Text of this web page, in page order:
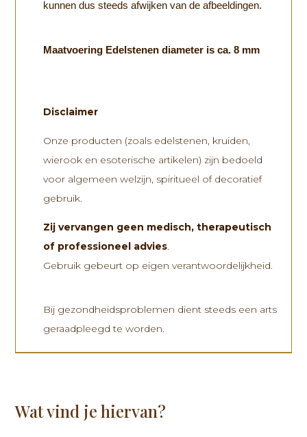
kunnen dus steeds afwijken van de afbeeldingen.
Maatvoering Edelstenen diameter is ca. 8 mm
Disclaimer
Onze producten (zoals edelstenen, kruiden,
wierook en esoterische artikelen) zijn bedoeld
voor algemeen welzijn, spiritueel of decoratief
gebruik.
Zij vervangen geen medisch, therapeutisch
of professioneel advies.
Gebruik gebeurt op eigen verantwoordelijkheid.
Bij gezondheidsproblemen dient steeds een arts
geraadpleegd te worden.
Wat vind je hiervan?